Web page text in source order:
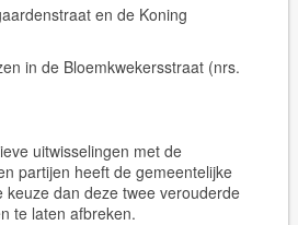
en de Koning
in de Bloemkwekersstraat (nrs.
uitwisselingen met de
partijen heeft de gemeentelijke
keuze dan deze twee verouderde
te laten afbreken.